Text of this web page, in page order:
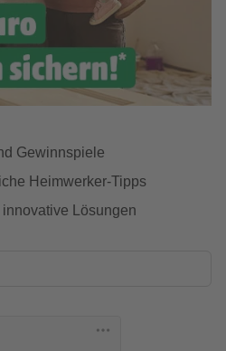
Gewinnspiele
Heimwerker-Tipps
Lösungen